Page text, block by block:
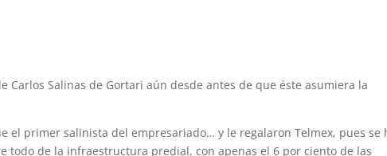
Carlos Salinas de Gortari aún desde antes de que éste asumiera la
el primer salinista del empresariado… y le regalaron Telmex, pues se
todo de la infraestructura predial, con apenas el 6 por ciento de las